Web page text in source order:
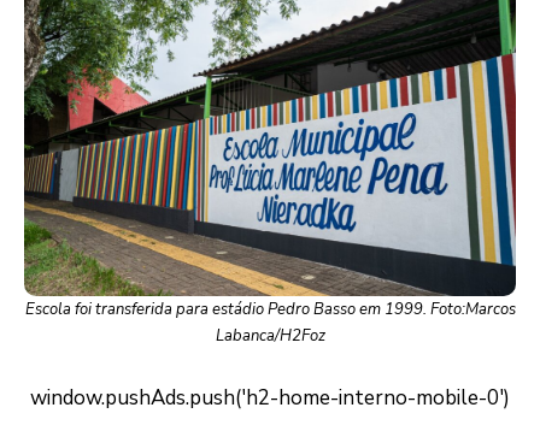
Escola foi transferida para estádio Pedro Basso em 1999. Foto:Marcos
Labanca/H2Foz